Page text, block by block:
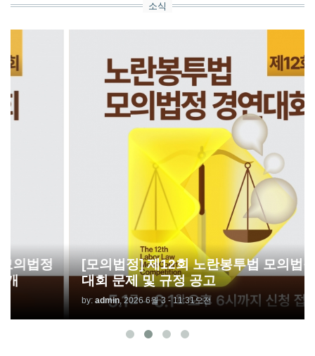
소식
[모의법정] 제12회 노란봉투법 모의법정 경연
대회 문제 및 규정 공고
, 2026 6월 3 - 11:31오전